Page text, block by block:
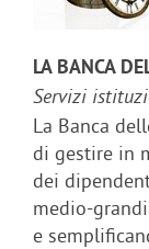
LA BANCA
Servizi
La Banca
di gestire in
dei
medio-
e